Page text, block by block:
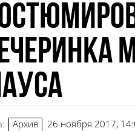
Архив
26 ноября 2017,